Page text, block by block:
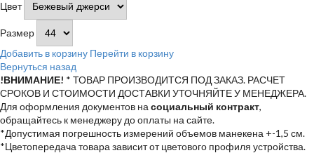
Цвет
Размер
Добавить в корзину Перейти в корзину
Вернуться назад
!ВНИМАНИЕ! * ТОВАР ПРОИЗВОДИТСЯ ПОД ЗАКАЗ. РАСЧЕТ
СРОКОВ И СТОИМОСТИ ДОСТАВКИ УТОЧНЯЙТЕ У МЕНЕДЖЕРА.
Для оформления документов на социальный контракт,
обращайтесь к менеджеру до оплаты на сайте.
*Допустимая погрешность измерений объемов манекена +-1,5 см.
*Цветопередача товара зависит от цветового профиля устройства.